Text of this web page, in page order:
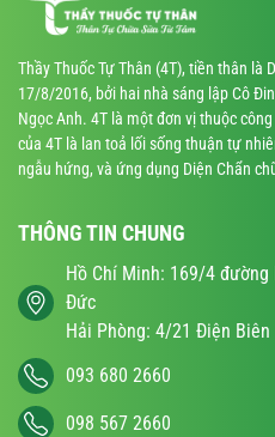
Thầy Thuốc Tự Thân (4T), tiền thân là
17/8/2016, bởi hai nhà sáng lập Cô
Ngọc Anh. 4T là một đơn vị thuộc
của 4T là lan toả lối sống thuận tự
ngẫu hứng, và ứng dụng Diện Chẩn
THÔNG TIN CHUNG
Hồ Chí Minh: 169/4 đường
Đức
Hải Phòng: 4/21 Điện Biên
093 680 2660
098 567 2660